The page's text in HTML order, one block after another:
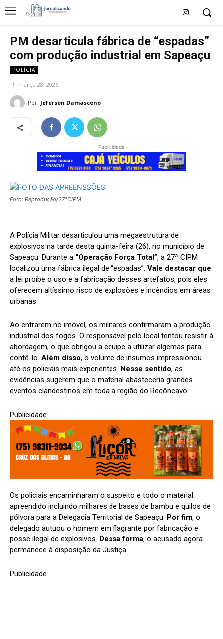
PM desarticula fábrica de “espadas”
com produção industrial em Sapeaçu
POLÍCIA
março 28, 2026
Por: Jeferson Damasceno
- Publicidade -
Foto: Reprodução/27°CIPM
A Polícia Militar desarticulou uma megaestrutura de
explosivos na tarde desta quinta-feira (26), no município de
Sapeaçu. Durante a “Operação Força Total”, a 27ª CIPM
localizou uma fábrica ilegal de “espadas”. Vale destacar que
a lei proíbe o uso e a fabricação desses artefatos, pois eles
oferecem altíssimo risco de explosões e incêndios em áreas
urbanas.
Ao entrarem no imóvel, os militares confirmaram a produção
industrial dos fogos. O responsável pelo local tentou resistir à
abordagem, o que obrigou a equipe a utilizar algemas para
contê-lo. Além disso, o volume de insumos impressionou
até os policiais mais experientes. Nesse sentido, as
evidências sugerem que o material abasteceria grandes
eventos clandestinos em toda a região do Recôncavo.
Publicidade
Os policiais encaminharam o suspeito e todo o material
apreendido incluindo milhares de bases de bambu e quilos de
pólvora para a Delegacia Territorial de Sapeaçu. Por fim, o
delegado autuou o homem em flagrante por fabricação e
posse ilegal de explosivos. Dessa forma, o acusado agora
permanece à disposição da Justiça.
Publicidade